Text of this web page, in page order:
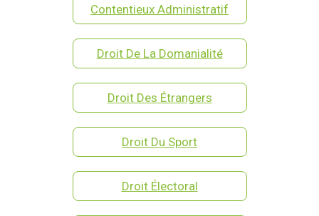
Contentieux Administratif
Droit De La Domanialité
Droit Des Étrangers
Droit Du Sport
Droit Électoral